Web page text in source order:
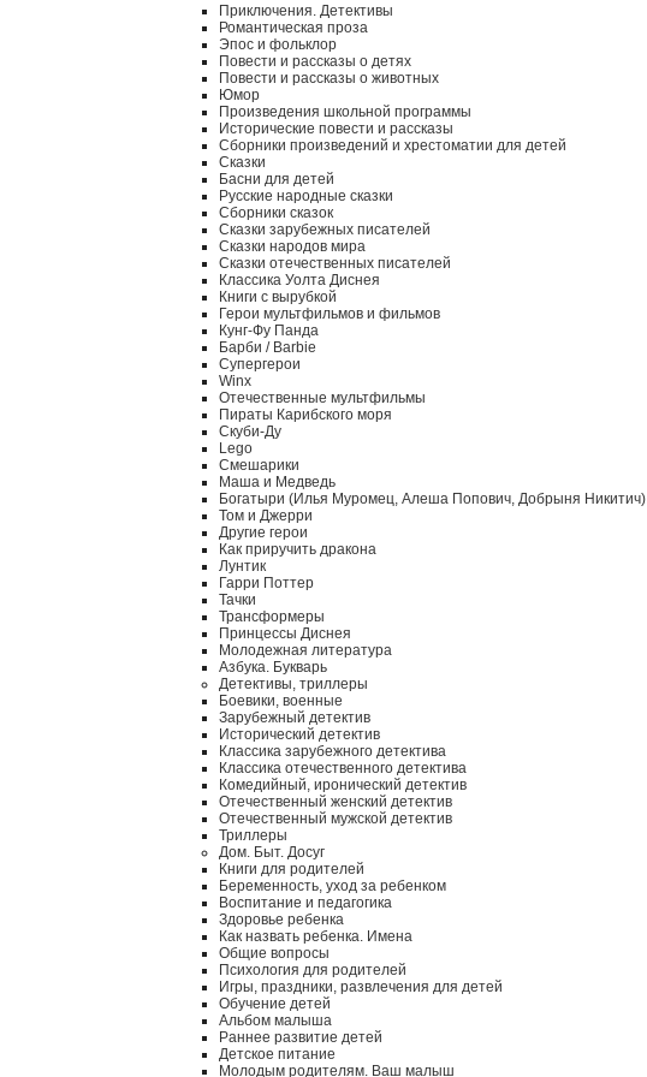
Приключения. Детективы
Романтическая проза
Эпос и фольклор
Повести и рассказы о детях
Повести и рассказы о животных
Юмор
Произведения школьной программы
Исторические повести и рассказы
Сборники произведений и хрестоматии для детей
Сказки
Басни для детей
Русские народные сказки
Сборники сказок
Сказки зарубежных писателей
Сказки народов мира
Сказки отечественных писателей
Классика Уолта Диснея
Книги с вырубкой
Герои мультфильмов и фильмов
Кунг-Фу Панда
Барби / Barbie
Супергерои
Winx
Отечественные мультфильмы
Пираты Карибского моря
Скуби-Ду
Lego
Смешарики
Маша и Медведь
Богатыри (Илья Муромец, Алеша Попович, Добрыня Никитич)
Том и Джерри
Другие герои
Как приручить дракона
Лунтик
Гарри Поттер
Тачки
Трансформеры
Принцессы Диснея
Молодежная литература
Азбука. Букварь
Детективы, триллеры
Боевики, военные
Зарубежный детектив
Исторический детектив
Классика зарубежного детектива
Классика отечественного детектива
Комедийный, иронический детектив
Отечественный женский детектив
Отечественный мужской детектив
Триллеры
Дом. Быт. Досуг
Книги для родителей
Беременность, уход за ребенком
Воспитание и педагогика
Здоровье ребенка
Как назвать ребенка. Имена
Общие вопросы
Психология для родителей
Игры, праздники, развлечения для детей
Обучение детей
Альбом малыша
Раннее развитие детей
Детское питание
Молодым родителям. Ваш малыш